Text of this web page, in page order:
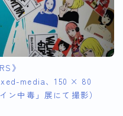
》
media、150 × 80
中毒」展にて撮影）